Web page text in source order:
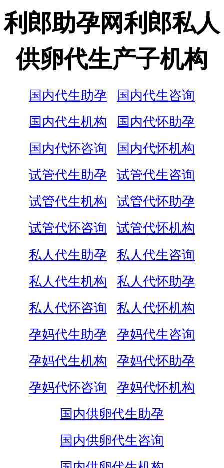
利郎助孕网利郎私人
供卵代生产子机构
国内代生助孕
国内代生咨询
国内代生机构
国内代怀助孕
国内代怀咨询
国内代怀机构
试管代生助孕
试管代生咨询
试管代生机构
试管代怀助孕
试管代怀咨询
试管代怀机构
私人代生助孕
私人代生咨询
私人代生机构
私人代怀助孕
私人代怀咨询
私人代怀机构
孕妈代生助孕
孕妈代生咨询
孕妈代生机构
孕妈代怀助孕
孕妈代怀咨询
孕妈代怀机构
国内供卵代生助孕
国内供卵代生咨询